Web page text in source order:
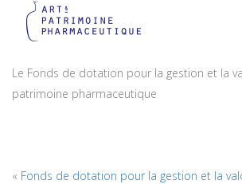
Le Fonds de dotation pour la gestion et la
patrimoine pharmaceutique
« Fonds de dotation pour la gestion et la